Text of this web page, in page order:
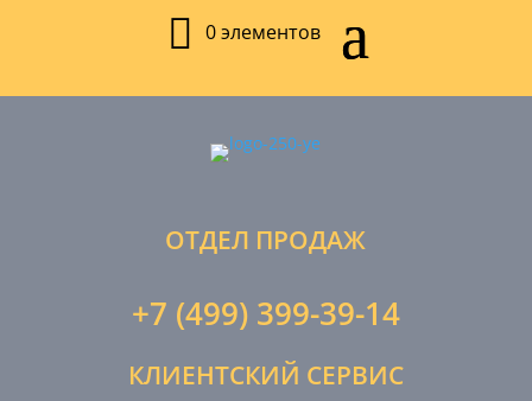
0 элементов
ОТДЕЛ ПРОДАЖ
+7 (499) 399-39-14
КЛИЕНТСКИЙ СЕРВИС